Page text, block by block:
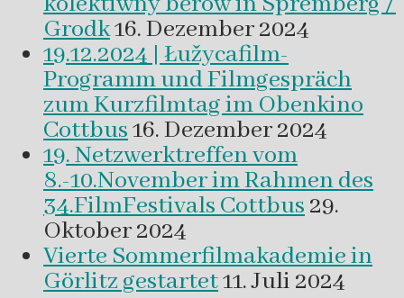
Grodk16. Dezember 2024
19.12.2024 | Łužycafilm-
Programm und Filmgespräch
zum Kurzfilmtag im Obenkino
Cottbus16. Dezember 2024
19. Netzwerktreffen vom
8.-10.November im Rahmen des
34.FilmFestivals Cottbus29.
Oktober 2024
Vierte Sommerfilmakademie in
Görlitz gestartet11. Juli 2024